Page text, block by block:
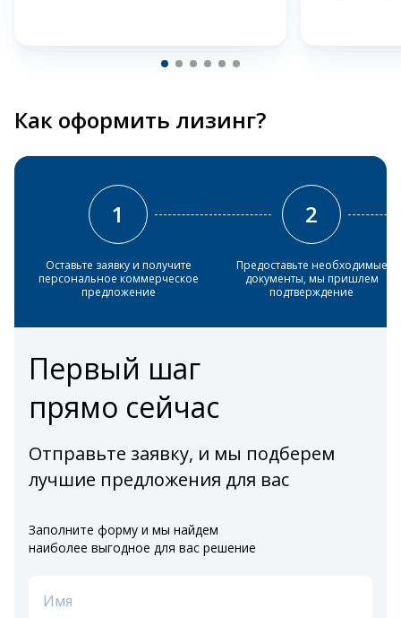
Как оформить лизинг?
1
Оставьте заявку и получите
персональное коммерческое
предложение
2
Предоставьте необходимые
документы, мы пришлем
подтверждение
Первый шаг
прямо сейчас
Отправьте заявку, и мы подберем
лучшие предложения для вас
Заполните форму и мы найдем
наиболее выгодное для вас решение
Имя